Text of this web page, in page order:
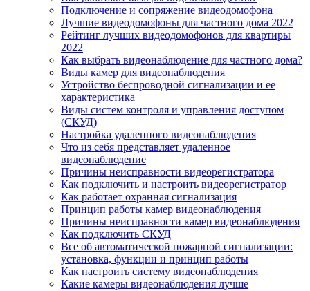
Подключение и сопряжение видеодомофона
Лучшие видеодомофоны для частного дома 2022
Рейтинг лучших видеодомофонов для квартиры
2022
Как выбрать видеонаблюдение для частного дома?
Виды камер для видеонаблюдения
Устройство беспроводной сигнализации и ее
характеристика
Виды систем контроля и управления доступом
(СКУД)
Настройка удаленного видеонаблюдения
Что из себя представляет удаленное
видеонаблюдение
Причины неисправности видеорегистратора
Как подключить и настроить видеорегистратор
Как работает охранная сигнализация
Принцип работы камер видеонаблюдения
Причины неисправности камер видеонаблюдения
Как подключить СКУД
Все об автоматической пожарной сигнализации:
установка, функции и принцип работы
Как настроить систему видеонаблюдения
Какие камеры видеонаблюдения лучше